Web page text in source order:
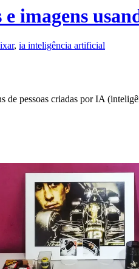
imagens
, ia inteligência artificial
de pessoas criadas por IA